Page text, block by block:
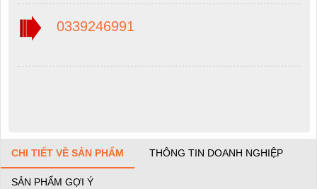
0339246991
CHI TIẾT VỀ SẢN PHẨM THÔNG TIN DOANH NGHIỆP
SẢN PHẨM GỢI Ý